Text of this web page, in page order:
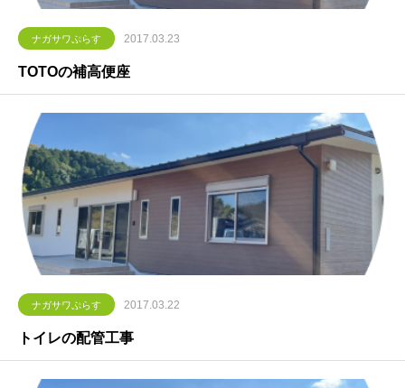
ナガサワぷらす 2017.03.23
TOTOの補高便座
ナガサワぷらす 2017.03.22
トイレの配管工事